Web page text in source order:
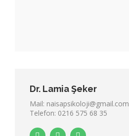
Dr. Lamia Şeker
Mail: naisapsikoloji@gmail.com
Telefon: 0216 575 68 35